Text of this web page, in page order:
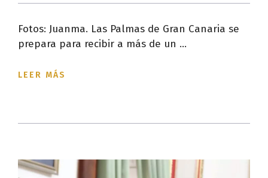
Fotos: Juanma. Las Palmas de Gran Canaria se
prepara para recibir a más de un ...
LEER MÁS